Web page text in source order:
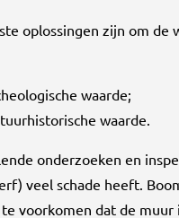
oplossingen zijn om de
waarde;
waarde.
onderzoeken en
veel schade heeft.
voorkomen dat de